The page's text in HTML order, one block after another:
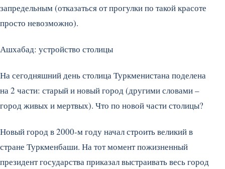
запредельным (отказаться от прогулки по такой красоте
просто невозможно).
Ашхабад: устройство столицы
На сегодняшний день столица Туркменистана поделена
на 2 части: старый и новый город (другими словами –
город живых и мертвых). Что по новой части столицы?
Новый город в 2000-м году начал строить великий в
стране Туркменбаши. На тот момент пожизненный
президент государства приказал выстраивать весь город